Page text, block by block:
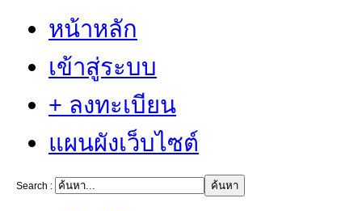
หน้าหลัก
เข้าสู่ระบบ
+ ลงทะเบียน
แผนผังเว็บไซต์
Search :